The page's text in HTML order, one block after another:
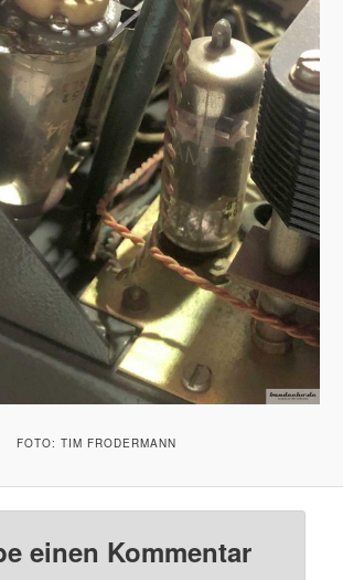
FOTO: TIM FRODERMANN
einen Kommentar